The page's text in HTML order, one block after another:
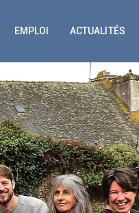
EMPLOI ACTUALITÉS